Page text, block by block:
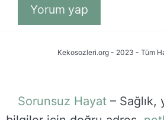
Kekosozleri.org - 2023 - Tüm
Sorunsuz Hayat– Sağlık,